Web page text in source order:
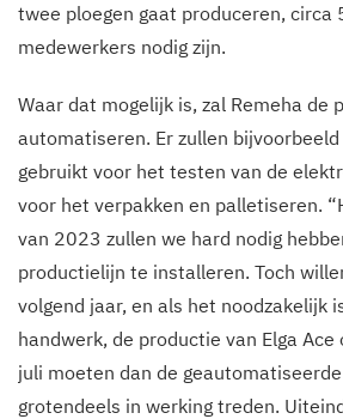
twee ploegen gaat produceren, circa
medewerkers nodig zijn.
Waar dat mogelijk is, zal Remeha de
automatiseren. Er zullen
gebruikt voor het testen van de
voor het verpakken en palletiseren.
van 2023 zullen we hard nodig
productielijn te installeren. Toch
volgend jaar, en als het noodzakelijk
handwerk, de productie van Elga
juli moeten dan de
grotendeels in werking treden.